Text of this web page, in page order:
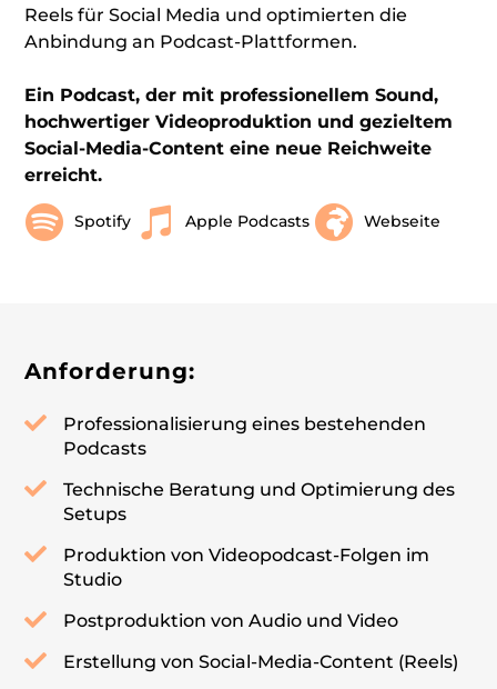
Reels für Social Media und optimierten die
Anbindung an Podcast-Plattformen.
Ein Podcast, der mit professionellem Sound,
hochwertiger Videoproduktion und gezieltem
Social-Media-Content eine neue Reichweite
erreicht.
Spotify Apple Podcasts Webseite
Anforderung:
Professionalisierung eines bestehenden
Podcasts
Technische Beratung und Optimierung des
Setups
Produktion von Videopodcast-Folgen im
Studio
Postproduktion von Audio und Video
Erstellung von Social-Media-Content (Reels)